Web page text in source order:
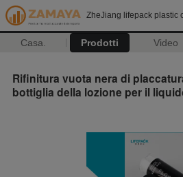
ZheJiang lifepack plastic
Casa. Prodotti Video
Rifinitura vuota nera di
bottiglia della lozione per il